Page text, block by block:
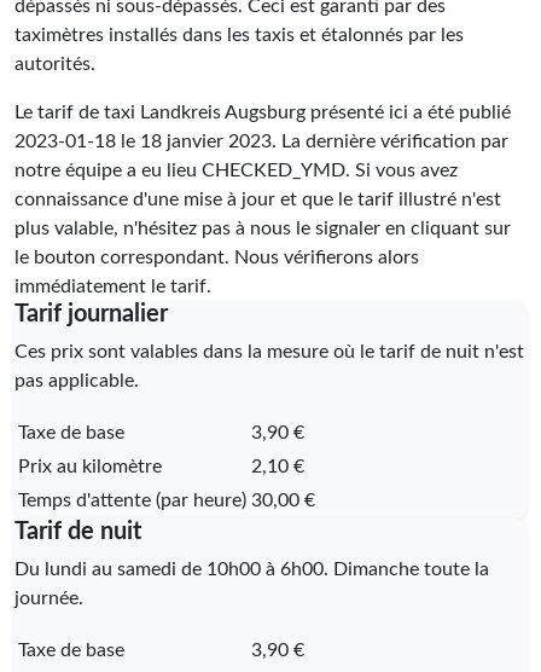
dépassés ni sous-dépassés. Ceci est garanti par des
taximètres installés dans les taxis et étalonnés par les
autorités.
Le tarif de taxi Landkreis Augsburg présenté ici a été publié
2023-01-18 le 18 janvier 2023. La dernière vérification par
notre équipe a eu lieu CHECKED_YMD. Si vous avez
connaissance d'une mise à jour et que le tarif illustré n'est
plus valable, n'hésitez pas à nous le signaler en cliquant sur
le bouton correspondant. Nous vérifierons alors
immédiatement le tarif.
Tarif journalier
Ces prix sont valables dans la mesure où le tarif de nuit n'est
pas applicable.
Taxe de base
3,90 €
Prix au kilomètre
2,10 €
Temps d'attente (par heure) 30,00 €
Tarif de nuit
Du lundi au samedi de 10h00 à 6h00. Dimanche toute la
journée.
Taxe de base
3,90 €